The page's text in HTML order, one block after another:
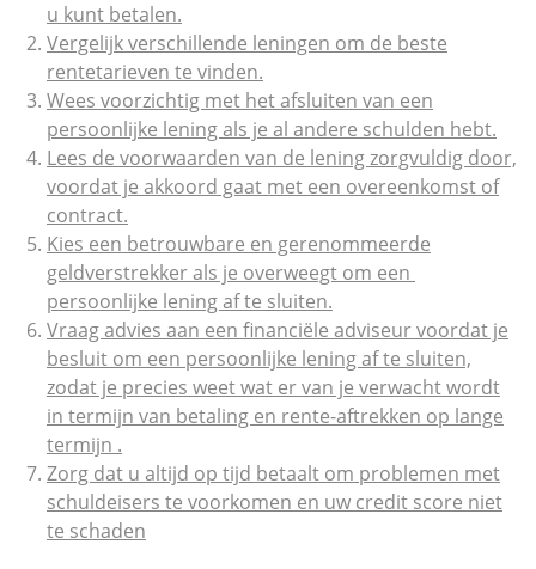
u kunt betalen.
Vergelijk verschillende leningen om de beste
rentetarieven te vinden.
Wees voorzichtig met het afsluiten van een
persoonlijke lening als je al andere schulden hebt.
Lees de voorwaarden van de lening zorgvuldig door,
voordat je akkoord gaat met een overeenkomst of
contract.
Kies een betrouwbare en gerenommeerde
geldverstrekker als je overweegt om een ​​
persoonlijke lening af te sluiten.
Vraag advies aan een financiële adviseur voordat je
besluit om een ​​persoonlijke lening af te sluiten,
zodat je precies weet wat er van je verwacht wordt
in termijn van betaling en rente-aftrekken op lange
termijn .
Zorg dat u altijd op tijd betaalt om problemen met
schuldeisers te voorkomen en uw credit score niet
te schaden